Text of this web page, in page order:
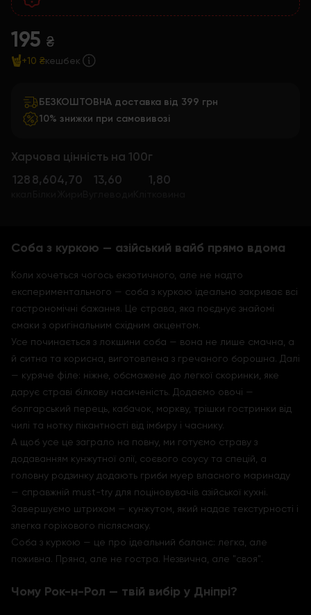
195 ₴
+10 ₴кешбек
БЕЗКОШТОВНА доставка від 399 грн
10% знижки при самовивозі
Харчова цінність на 100г
128 8,604,70 13,60 1,80
Соба з куркою — азійський вайб прямо вдома
Коли хочеться чогось екзотичного, але не надто
експериментального — соба з куркою ідеально закриває всі
гастрономічні бажання. Це страва, яка поєднує знайомі
смаки з оригінальним східним акцентом.
Усе починається з локшини соба — вона не лише смачна, а
й ситна та корисна, виготовлена з гречаного борошна. Далі
— куряче філе: ніжне, обсмажене до легкої скоринки, яке
дарує страві білкову насиченість. Додаємо овочі —
болгарський перець, кабачок, моркву, трішки гостринки від
чилі та нотку пікантності від імбиру і часнику.
А щоб усе це заграло на повну, ми готуємо страву з
додаванням кунжутної олії, соєвого соусу та спецій, а
головну родзинку додають гриби муер власного маринаду
— справжній must-try для поціновувачів азійської кухні.
Завершуємо штрихом — кунжутом, який надає текстурності і
злегка горіхового післясмаку.
Соба з куркою — це про ідеальний баланс: легка, але
поживна. Пряна, але не гостра. Незвична, але "своя".
Чому Рок-н-Рол — твій вибір у Дніпрі?